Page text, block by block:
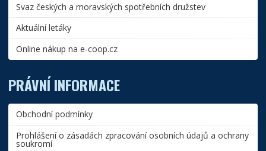
Svaz českých a moravských spotřebních družstev
Aktuální letáky
Online nákup na e-coop.cz
PRÁVNÍ INFORMACE
Obchodní podmínky
Prohlášení o zásadách zpracování osobních údajů a ochrany
soukromí